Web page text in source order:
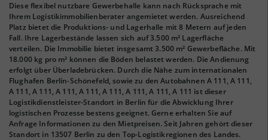
Diese flexibel nutzbare Gewerbehalle kann nach Rücksprache mit
Ihrem Logistikimmobilienberater angemietet werden. Ausreichend
Platz bietet die Produktions- und Lagerhalle mit 8 Metern auf jeden
Fall. Ihre Lagerbestände lassen sich auf 3.500 m² Lagerfläche
verteilen. Die Immobilie bietet insgesamt 3.500 m² Gewerbefläche. Mit
18.000 kg pro m² können die Böden belastet werden. Die Andienung
erfolgt über Überladebrücken. Durch die Nähe zum internationalen
Flughafen Berlin-Schönefeld, sowie zu den Autobahnen A 111, A 111,
A 111, A 111, A 111, A 111, A 111, A 111, A 111, A 111 ist dieser
Logistikdienstleister-Standort in Berlin für die Abwicklung Ihrer
logistischen Prozesse bestens geeignet. Gerne erhalten Sie auf
Anfrage Informationen zu den Mietpreisen. Seit Jahren gehört dieser
Standort in 13507 Berlin zu den Top-Logistikregionen des Landes.